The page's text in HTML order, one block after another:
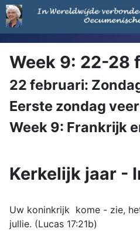
Week 9: 22-28
22 februari:
Eerste zondag
Week 9: Frankrijk
Kerkelijk jaar -
Uw koninkrijk kome - zie,
jullie. (Lucas 17:21b)